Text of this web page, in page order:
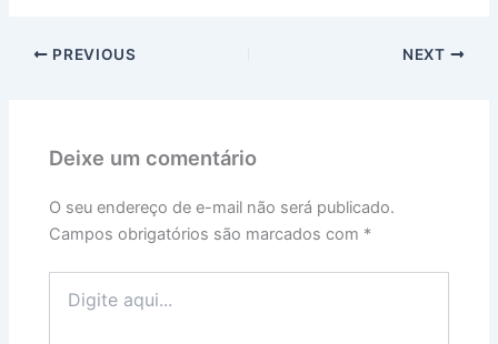
PREVIOUS NEXT
Deixe um comentário
O seu endereço de e-mail não será publicado.
Campos obrigatórios são marcados com *
aqui...